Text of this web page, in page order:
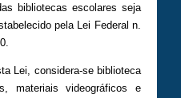
bibliotecas escolares seja
pela Lei Federal n.
Lei, considera-se biblioteca
materiais videográficos e